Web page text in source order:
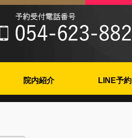
院内紹介 LINE予約